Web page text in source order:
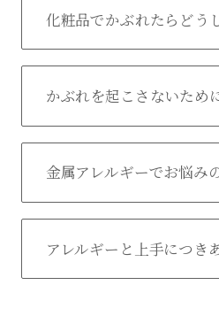
化粧品でかぶれたらどう
かぶれを起こさないため
金属アレルギーでお悩み
アレルギーと上手につき